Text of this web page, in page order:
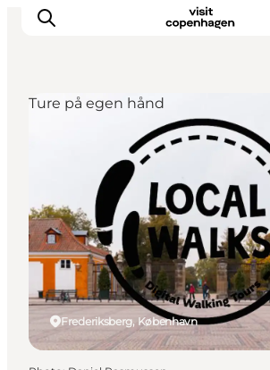
Mat och dryck
Planera din resa
Frederiksberg, København
Ture på egen hånd